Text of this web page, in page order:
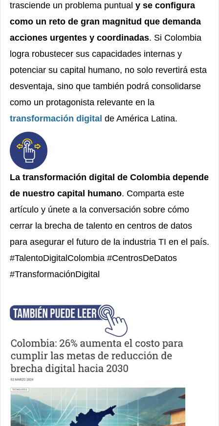
trasciende un problema puntual y se configura
como un reto de gran magnitud que demanda
acciones urgentes y coordinadas. Si Colombia
logra robustecer sus capacidades internas y
potenciar su capital humano, no solo revertirá esta
desventaja, sino que también podrá consolidarse
como un protagonista relevante en la
transformación digital de América Latina.
La transformación digital de Colombia depende
de nuestro capital humano. Comparta este
artículo y únete a la conversación sobre cómo
cerrar la brecha de talento en centros de datos
para asegurar el futuro de la industria TI en el país.
#TalentoDigitalColombia #CentrosDeDatos
#TransformaciónDigital